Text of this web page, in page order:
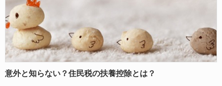
意外と知らない？住民税の扶養控除とは？